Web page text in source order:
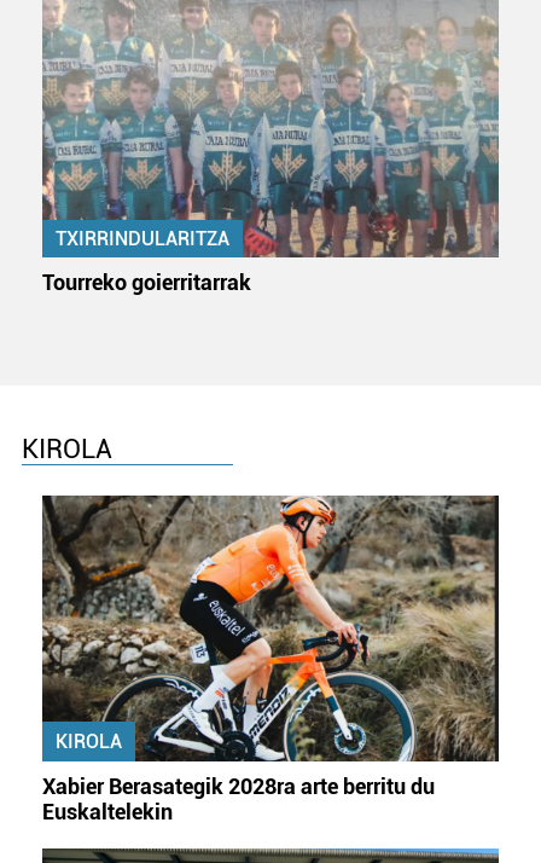
zerbitzuak hobetzeko asmoz, cookie teknologiaz
baliatzen gara. Ohar hau onartuz gero, teknologia hori
erabiltzeko baimen esplizitua ematen diguzu.Gehiago
irakurri
TXIRRINDULARITZA
Tourreko goierritarrak
KIROLA
KIROLA
Xabier Berasategik 2028ra arte berritu du
Euskaltelekin